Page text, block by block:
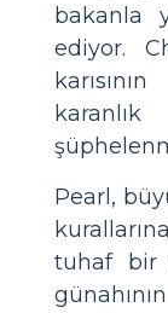
bakanla
ediyor.
Pearl,
tuhaf bir